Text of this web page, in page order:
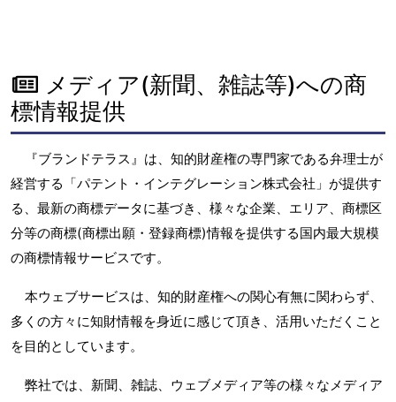
メディア(新聞、雑誌等)への商
標情報提供
『ブランドテラス』は、知的財産権の専門家である弁理士が
経営する「パテント・インテグレーション株式会社」が提供す
る、最新の商標データに基づき、様々な企業、エリア、商標区
分等の商標(商標出願・登録商標)情報を提供する国内最大規模
の商標情報サービスです。
本ウェブサービスは、知的財産権への関心有無に関わらず、
多くの方々に知財情報を身近に感じて頂き、活用いただくこと
を目的としています。
弊社では、新聞、雑誌、ウェブメディア等の様々なメディア